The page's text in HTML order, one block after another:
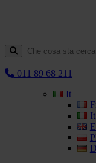
011 89 68 211
It
It